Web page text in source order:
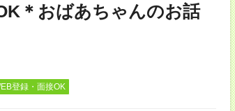
＊おばあちゃんのお話
登録・面接OK